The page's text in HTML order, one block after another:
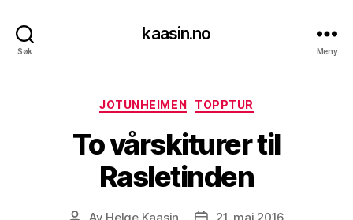
Søk
kaasin.no
Meny
Kategorier
JOTUNHEIMEN TOPPTUR
To vårskiturer til
Rasletinden
Av Helge Kaasin
21. mai 2016